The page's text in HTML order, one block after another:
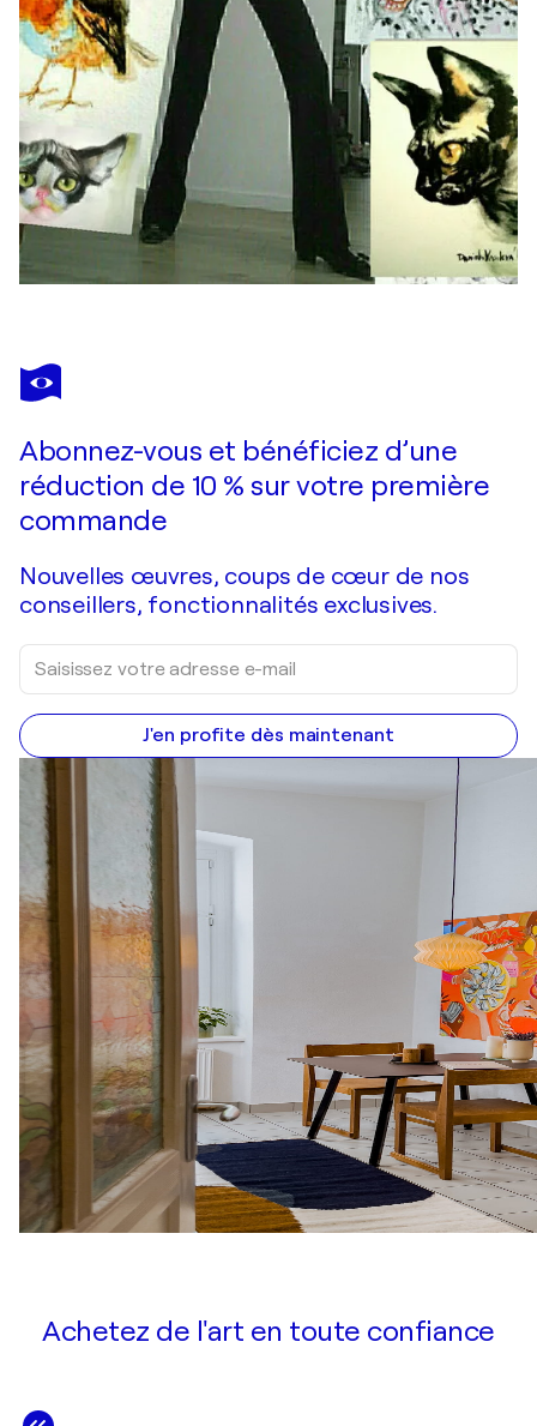
Abonnez-vous et bénéficiez d’une
réduction de 10 % sur votre première
commande
Nouvelles œuvres, coups de cœur de nos
conseillers, fonctionnalités exclusives.
J'en profite dès maintenant
Achetez de l'art en toute confiance